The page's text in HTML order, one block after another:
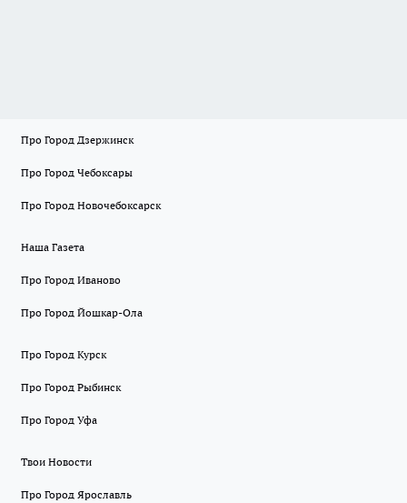
Про Город Дзержинск
Про Город Чебоксары
Про Город Новочебоксарск
Наша Газета
Про Город Иваново
Про Город Йошкар-Ола
Про Город Курск
Про Город Рыбинск
Про Город Уфа
Твои Новости
Про Город Ярославль